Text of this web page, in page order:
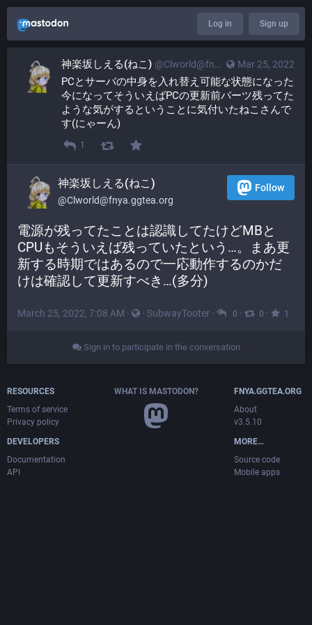
Log in Sign up
Mar 25, 2022
神楽坂しえる(ねこ) @Clworld@fnya.ggtea.org
PCとサーバの中身を入れ替え可能な状態になった
今になってそういえばPCの更新前パーツ残ってた
ような気がするということに気付いたねこさんで
す(にゃーん)
1
神楽坂しえる(ねこ)
@Clworld@fnya.ggtea.org
Follow
電源が残ってたことは認識してたけどMBと
CPUもそういえば残っていたという…。まあ更
新する時期ではあるので一応動作するのかだ
けは確認して更新すべき…(多分)
March 25, 2022, 7:08 AM · · SubwayTooter · 0 · 0 · 1
Sign in to participate in the conversation
RESOURCES
Terms of service
Privacy policy
DEVELOPERS
Documentation
API
WHAT IS MASTODON?
FNYA.GGTEA.ORG
About
v3.5.10
MORE…
Source code
Mobile apps